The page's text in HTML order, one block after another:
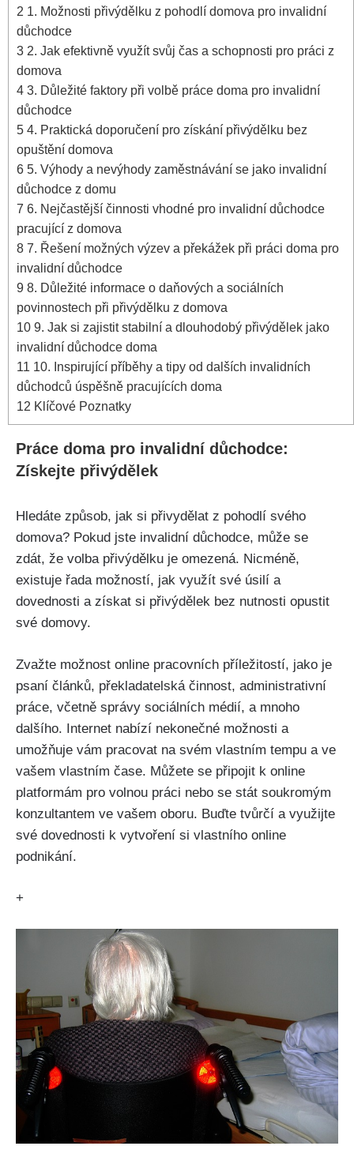
2 1. Možnosti přivýdělku z pohodlí domova pro invalidní
důchodce
3 2. Jak efektivně využít svůj čas a schopnosti pro práci z
domova
4 3. Důležité faktory při volbě práce doma pro invalidní
důchodce
5 4. Praktická doporučení pro získání přivýdělku bez
opuštění domova
6 5. Výhody a nevýhody zaměstnávání se jako invalidní
důchodce z domu
7 6. Nejčastější činnosti vhodné pro invalidní důchodce
pracující z domova
8 7. Řešení možných výzev a překážek při práci doma pro
invalidní důchodce
9 8. Důležité informace o daňových a sociálních
povinnostech při přivýdělku z domova
10 9. Jak si zajistit stabilní a dlouhodobý přivýdělek jako
invalidní důchodce doma
11 10. Inspirující příběhy a tipy od dalších invalidních
důchodců úspěšně pracujících doma
12 Klíčové Poznatky
Práce doma pro invalidní důchodce:
Získejte přivýdělek
Hledáte způsob, jak si přivydělat z pohodlí svého
domova? Pokud jste invalidní důchodce, může se
zdát, že volba přivýdělku je omezená. Nicméně,
existuje řada možností, jak využít své úsilí a
dovednosti a získat si přivýdělek bez nutnosti opustit
své domovy.
Zvažte možnost online pracovních příležitostí, jako je
psaní článků, překladatelská činnost, administrativní
práce, včetně správy sociálních médií, a mnoho
dalšího. Internet nabízí nekonečné možnosti a
umožňuje vám pracovat na svém vlastním tempu a ve
vašem vlastním čase. Můžete se připojit k online
platformám pro volnou práci nebo se stát soukromým
konzultantem ve vašem oboru. Buďte tvůrčí a využijte
své dovednosti k vytvoření si vlastního online
podnikání.
+